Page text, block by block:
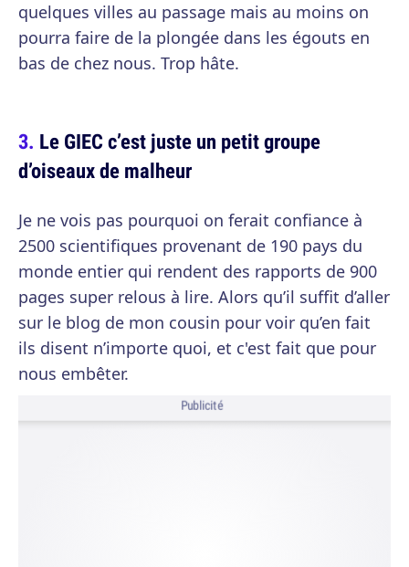
quelques villes au passage mais au moins on
pourra faire de la plongée dans les égouts en
bas de chez nous. Trop hâte.
Le GIEC c’est juste un petit groupe
d’oiseaux de malheur
Je ne vois pas pourquoi on ferait confiance à
2500 scientifiques provenant de 190 pays du
monde entier qui rendent des rapports de 900
pages super relous à lire. Alors qu’il suffit d’aller
sur le blog de mon cousin pour voir qu’en fait
ils disent n’importe quoi, et c'est fait que pour
nous embêter.
Publicité